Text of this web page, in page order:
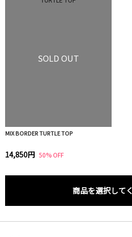
SOLD OUT
MIX BORDER TURTLE TOP
14,850円 50% OFF
商品を選択して